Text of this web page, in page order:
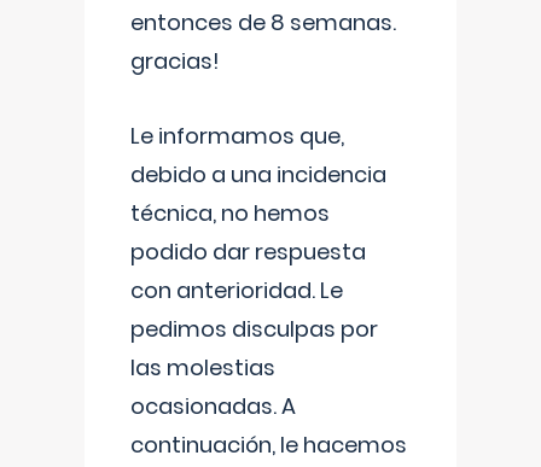
entonces de 8 semanas.
gracias!
Le informamos que,
debido a una incidencia
técnica, no hemos
podido dar respuesta
con anterioridad. Le
pedimos disculpas por
las molestias
ocasionadas. A
continuación, le hacemos